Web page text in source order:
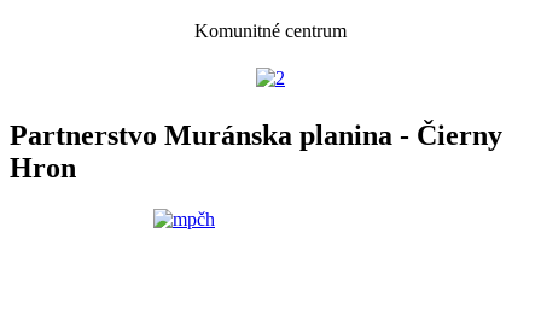
Komunitné centrum
Partnerstvo Muránska planina - Čierny
Hron